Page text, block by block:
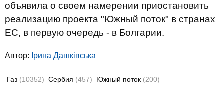
объявила о своем намерении приостановить
реализацию проекта "Южный поток" в странах
ЕС, в первую очередь - в Болгарии.
Автор: Ірина Дашківська
Газ (10352) Сербия (457) Южный поток (200)